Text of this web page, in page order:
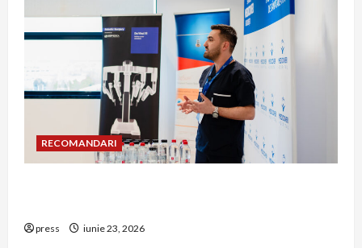
RECOMANDARI
press iunie 23, 2026